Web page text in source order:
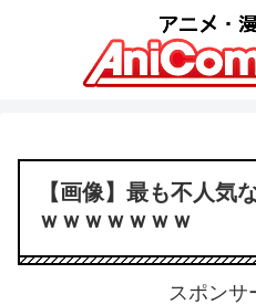
【画像】最も不人気
ｗｗｗｗｗｗｗ
スポンサ